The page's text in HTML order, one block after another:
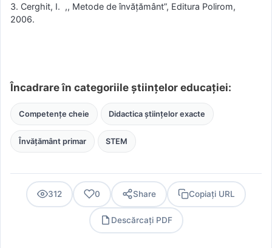
3. Cerghit, I. ,, Metode de învățământ”, Editura Polirom,
2006.
Încadrare în categoriile științelor educației:
Competențe cheie Didactica științelor exacte
Învățământ primar STEM
312 0 Share Copiați URL
Descărcați PDF